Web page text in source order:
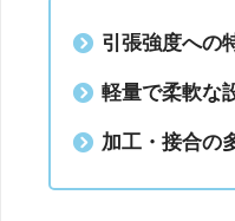
引張強度への
軽量で柔軟な
加工・接合の